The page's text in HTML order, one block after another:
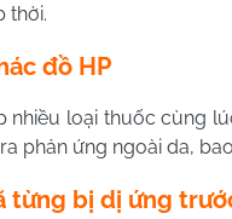
thời.
đồ HP
nhiều loại thuốc cùng
phản ứng ngoài da,
từng bị dị ứng